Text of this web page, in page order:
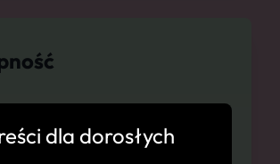
08.08
dla dorosłych